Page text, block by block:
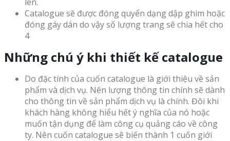
Catalogue sẽ được đóng quyển dạng dập ghim hoặc
đóng gáy dán do vậy số lượng trang sẽ chia hết cho
4
Những chú ý khi thiết kế catalogue
Do đặc tính của cuốn catalogue là giới thiệu về sản
phẩm và dịch vụ. Nên lượng thông tin chính sẽ dành
cho thông tin về sản phẩm dịch vụ là chính. Đôi khi
khách hàng không hiểu hết ý nghĩa của nó hoặc
muốn tận dụng để làm công cụ quảng cáo về công
ty. Nên cuốn catalogue sẽ biến thành 1 cuốn giới